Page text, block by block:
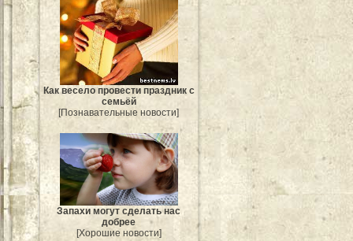
Как весело провести праздник с
семьёй
[Познавательные новости]
Запахи могут сделать нас
добрее
[Хорошие новости]